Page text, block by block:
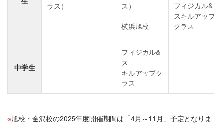
ラス）
ス）
横浜旭校
フィジカル&
スキルアップ
クラス
中学生
フィジカル&
ス
キルアップク
ラス
旭校・金沢校の2025年度開催期間は「4月～11月」予定となりま